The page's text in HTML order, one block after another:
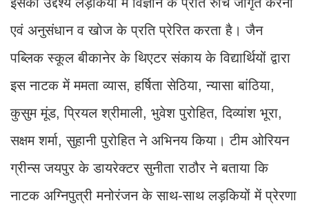
एवं अनुसंधान व खोज के प्रति प्रेरित करता है। जैन
पब्लिक स्कूल बीकानेर के थिएटर संकाय के विद्यार्थियों द्वारा
इस नाटक में ममता व्यास, हर्षिता सेठिया, न्यासा बांठिया,
कुसुम मूंड, प्रियल श्रीमाली, भुवेश पुरोहित, दिव्यांश भूरा,
सक्षम शर्मा, सुहानी पुरोहित ने अभिनय किया। टीम ओरियन
ग्रीन्स जयपुर के डायरेक्टर सुनीता राठौर ने बताया कि
नाटक अग्निपुत्री मनोरंजन के साथ-साथ लड़कियों में प्रेरणा